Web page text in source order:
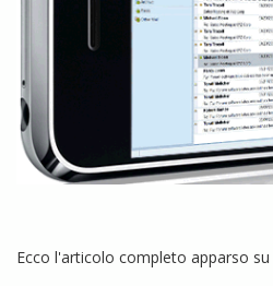
Ecco l'articolo completo apparso su